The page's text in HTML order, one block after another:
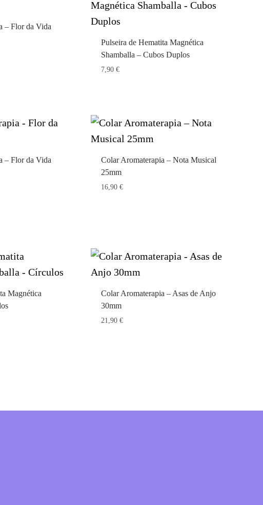
– Flor da Vida
Pulseira de Hematita Magnética
Shamballa – Cubos Duplos
7,90 €
– Flor da Vida
Colar Aromaterapia – Nota Musical
25mm
16,90 €
Magnética
Colar Aromaterapia – Asas de Anjo
30mm
21,90 €